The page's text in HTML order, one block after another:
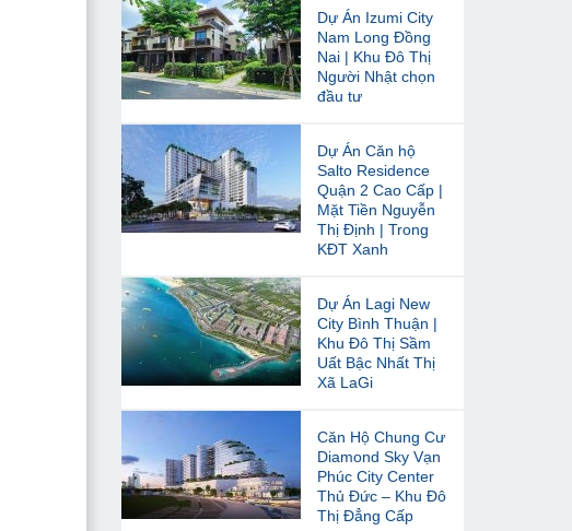
Dự Án Izumi City
Nam Long Đồng
Nai | Khu Đô Thị
Người Nhật chọn
đầu tư
Dự Án Căn hộ
Salto Residence
Quận 2 Cao Cấp |
Mặt Tiền Nguyễn
Thị Định | Trong
KĐT Xanh
Dự Án Lagi New
City Bình Thuận |
Khu Đô Thị Sầm
Uất Bậc Nhất Thị
Xã LaGi
Căn Hộ Chung Cư
Diamond Sky Vạn
Phúc City Center
Thủ Đức – Khu Đô
Thị Đẳng Cấp